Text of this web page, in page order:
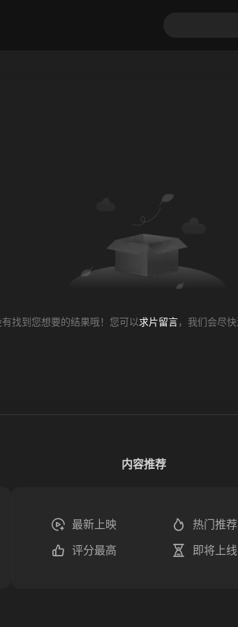
找到您想要的结果哦！您可以求片留言，我们会尽
内容推荐
最新上映 热门推荐
评分最高 即将上线